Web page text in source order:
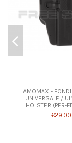
AMOMAX -
UNIVERSALE /
HOLSTER (PER-
€29.00